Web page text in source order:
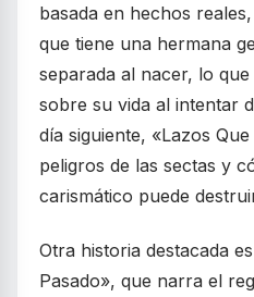
basada en hechos
que tiene una hermana
separada al nacer, lo
sobre su vida al intentar
día siguiente, «Lazos
peligros de las sectas y
carismático puede
Otra historia destacada
Pasado», que narra el